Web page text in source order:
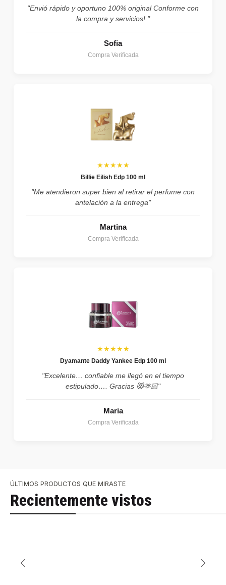
"Envió rápido y oportuno 100% original Conforme con
la compra y servicios! "
Sofia
Compra Verificada
★★★★★
Billie Eilish Edp 100 ml
"Me atendieron super bien al retirar el perfume con
antelación a la entrega"
Martina
Compra Verificada
★★★★★
Dyamante Daddy Yankee Edp 100 ml
"Excelente… confiable me llegó en el tiempo
estipulado…. Gracias 😻🫶🏻"
Maria
Compra Verificada
ÚLTIMOS PRODUCTOS QUE MIRASTE
Recientemente vistos